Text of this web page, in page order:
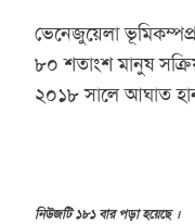
ভেনেজুয়েলা
৮০ শতাংশ মানুষ
২০১৮ সালে আঘাত
নিউজটি ১৮১ বার পড়া হয়েছে ।